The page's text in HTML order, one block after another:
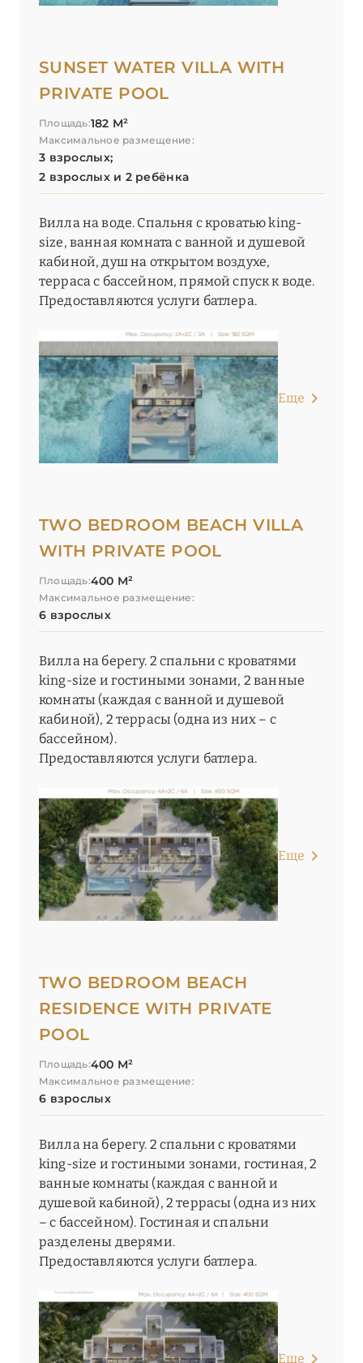
SUNSET WATER VILLA WITH
PRIVATE POOL
Площадь:182 М²
Максимальное размещение:
3 взрослых;
2 взрослых и 2 ребёнка
Вилла на воде. Спальня с кроватью king-
size, ванная комната с ванной и душевой
кабиной, душ на открытом воздухе,
терраса с бассейном, прямой спуск к воде.
Предоставляются услуги батлера.
Еще
TWO BEDROOM BEACH VILLA
WITH PRIVATE POOL
Площадь:400 М²
Максимальное размещение:
6 взрослых
Вилла на берегу. 2 спальни с кроватями
king-size и гостиными зонами, 2 ванные
комнаты (каждая с ванной и душевой
кабиной), 2 террасы (одна из них – с
бассейном).
Предоставляются услуги батлера.
Еще
TWO BEDROOM BEACH
RESIDENCE WITH PRIVATE
POOL
Площадь:400 М²
Максимальное размещение:
6 взрослых
Вилла на берегу. 2 спальни с кроватями
king-size и гостиными зонами, гостиная, 2
ванные комнаты (каждая с ванной и
душевой кабиной), 2 террасы (одна из них
– с бассейном). Гостиная и спальни
разделены дверями.
Предоставляются услуги батлера.
Еще